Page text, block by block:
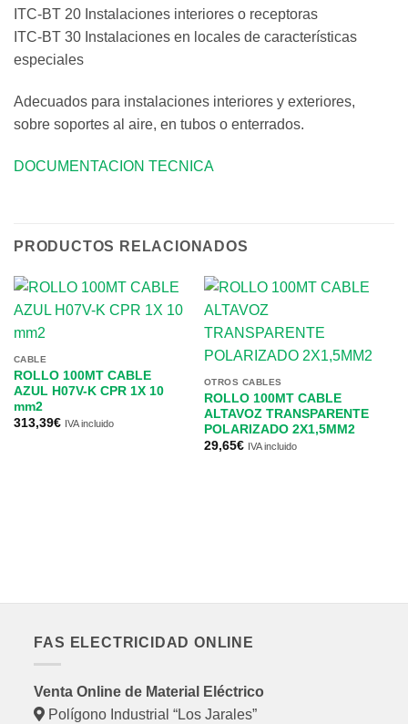
ITC-BT 20 Instalaciones interiores o receptoras
ITC-BT 30 Instalaciones en locales de características
especiales
Adecuados para instalaciones interiores y exteriores,
sobre soportes al aire, en tubos o enterrados.
DOCUMENTACION TECNICA
PRODUCTOS RELACIONADOS
CABLE
ROLLO 100MT CABLE
AZUL H07V-K CPR 1X 10
mm2
313,39€ IVA incluido
OTROS CABLES
ROLLO 100MT CABLE
ALTAVOZ TRANSPARENTE
POLARIZADO 2X1,5MM2
29,65€ IVA incluido
FAS ELECTRICIDAD ONLINE
Venta Online de Material Eléctrico
Polígono Industrial “Los Jarales”